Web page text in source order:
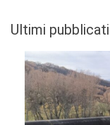
Ultimi pubblicati